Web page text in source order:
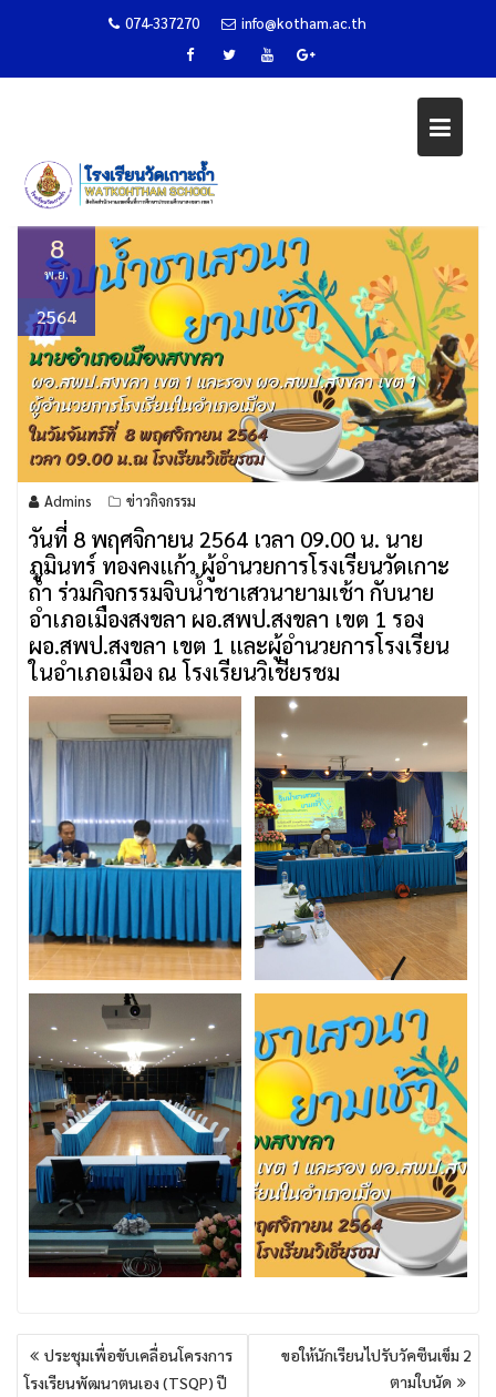
074-337270 info@kotham.ac.th
Home ข่าวกิจกรรม จิบน้ำชาเสวนายามเช้า
8
พ.ย.
2564
Admins ข่าวกิจกรรม
วันที่ 8 พฤศจิกายน 2564 เวลา 09.00 น. นาย
ภูมินทร์ ทองคงแก้ว ผู้อำนวยการโรงเรียนวัดเกาะ
ถ้ำ ร่วมกิจกรรมจิบน้ำชาเสวนายามเช้า กับนาย
อำเภอเมืองสงขลา ผอ.สพป.สงขลา เขต 1 รอง
ผอ.สพป.สงขลา เขต 1 และผู้อำนวยการโรงเรียน
ในอำเภอเมือง ณ โรงเรียนวิเชียรชม
แนะแนว
เรื่องประชุมเพื่อขับเคลื่อนโครงการ
โรงเรียนพัฒนาตนเอง (TSQP) ปี
ขอให้นักเรียนไปรับวัคซีนเข็ม 2
ตามใบนัด